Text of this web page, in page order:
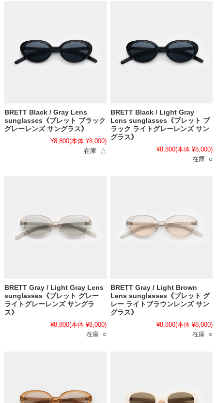
BRETT Black / Gray Lens
sunglasses《ブレット ブラック
グレーレンズ サングラス》
¥8,800(本体 ¥8,000)
在庫 △
BRETT Black / Light Gray
Lens sunglasses《ブレット ブ
ラック ライトグレーレンズ サン
グラス》
¥8,800(本体 ¥8,000)
在庫 ○
BRETT Gray / Light Gray Lens
sunglasses《ブレット グレー
ライトグレーレンズ サングラ
ス》
¥8,800(本体 ¥8,000)
在庫 ○
BRETT Gray / Light Brown
Lens sunglasses《ブレット グ
レー ライトブラウンレンズ サン
グラス》
¥8,800(本体 ¥8,000)
在庫 ○